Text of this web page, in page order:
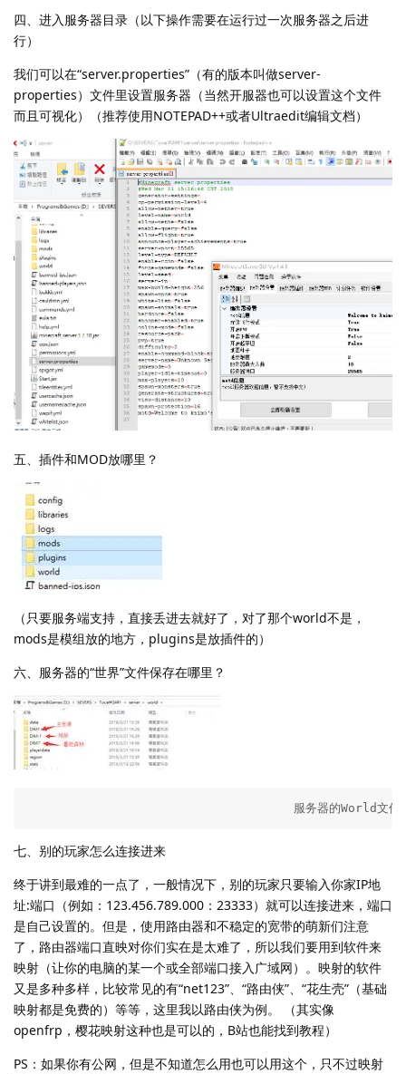
四、进入服务器目录（以下操作需要在运行过一次服务器之后进
行）
我们可以在“server.properties”（有的版本叫做server-
properties）文件里设置服务器（当然开服器也可以设置这个文件
而且可视化）（推荐使用NOTEPAD++或者Ultraedit编辑文档）
五、插件和MOD放哪里？
（只要服务端支持，直接丢进去就好了，对了那个world不是，
mods是模组放的地方，plugins是放插件的）
六、服务器的“世界”文件保存在哪里？
服务器的World文件夹
七、别的玩家怎么连接进来
终于讲到最难的一点了，一般情况下，别的玩家只要输入你家IP地
址:端口（例如：123.456.789.000：23333）就可以连接进来，端口
是自己设置的。但是，使用路由器和不稳定的宽带的萌新们注意
了，路由器端口直映对你们实在是太难了，所以我们要用到软件来
映射（让你的电脑的某一个或全部端口接入广域网）。映射的软件
又是多种多样，比较常见的有“net123”、“路由侠”、“花生壳”（基础
映射都是免费的）等等，这里我以路由侠为例。 （其实像
openfrp，樱花映射这种也是可以的，B站也能找到教程）
PS：如果你有公网，但是不知道怎么用也可以用这个，只不过映射